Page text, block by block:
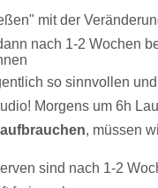
mit der
nach 1-2 Wochen
so sinnvollen
Morgens um 6h
, müssen
sind nach 1-2